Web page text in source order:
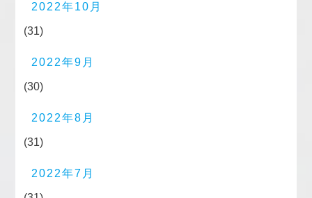
2022年10月
(31)
2022年9月
(30)
2022年8月
(31)
2022年7月